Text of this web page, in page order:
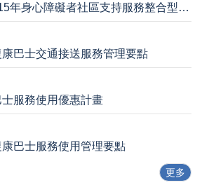
【公告】苗栗縣115年身心障礙者社區支持服務整合型獎助計畫-身心障礙者多元社區居住與生活服務評鑑案
巴士交通接送服務管理要點
服務使用優惠計畫
巴士服務使用管理要點
更多